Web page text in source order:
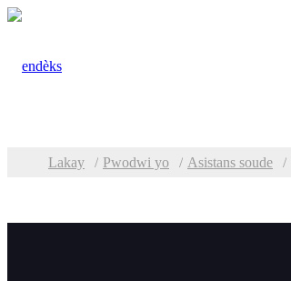
Lakay Pwodwi yo Asistans soude